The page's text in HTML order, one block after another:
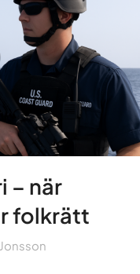
– när
folkrätt